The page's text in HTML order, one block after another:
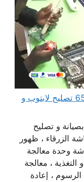
مهندس كمبيوتر النويصيب 65511033 تصليح لابتوب و
و تصليح
الزرقاء ، ظهور
وحدة معالجة
، معالجة
، إعادة